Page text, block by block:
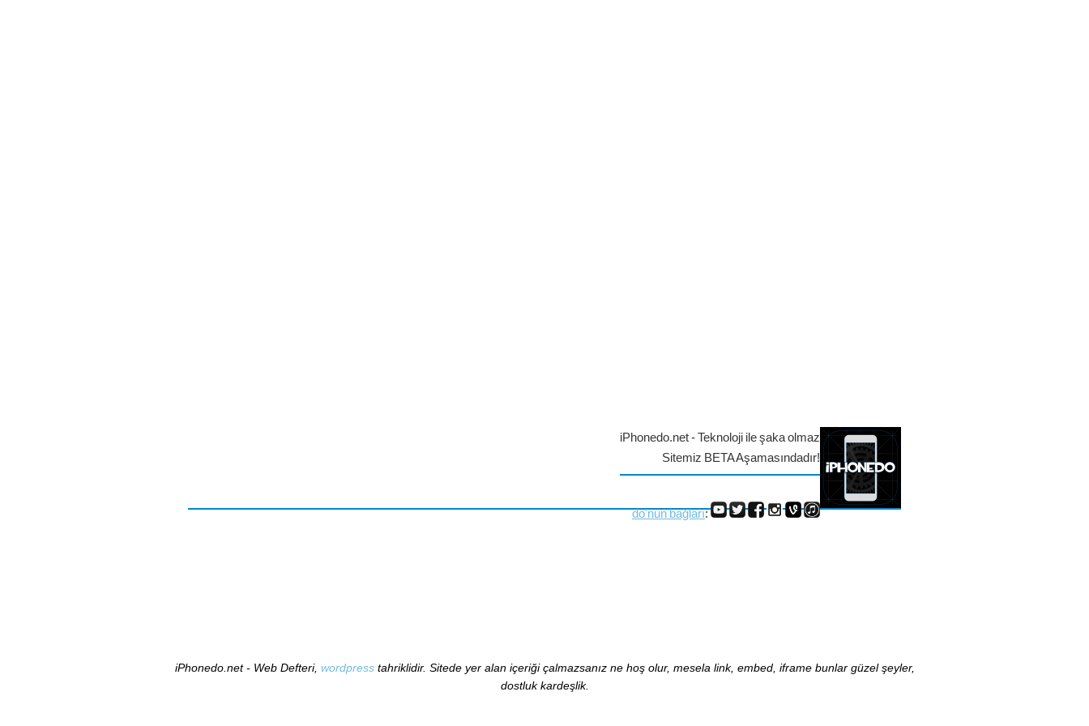
iPhonedo.net - Teknoloji ile şaka olmaz
Sitemiz BETA Aşamasındadır!
do'nun bağları:
iPhonedo.net - Web Defteri, wordpresstahriklidir. Sitede yer alan içeriği çalmazsanız ne hoş olur, mesela link, embed, iframe bunlar güzel şeyler,
dostluk kardeşlik.